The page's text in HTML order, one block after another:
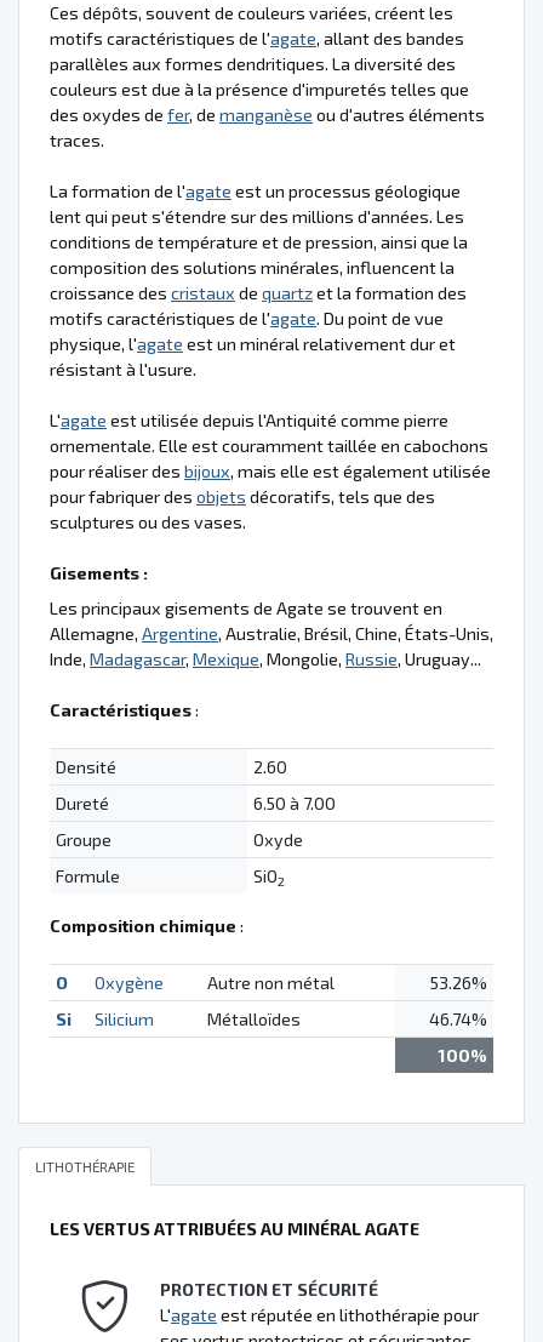
Ces dépôts, souvent de couleurs variées, créent les
motifs caractéristiques de l'agate, allant des bandes
parallèles aux formes dendritiques. La diversité des
couleurs est due à la présence d'impuretés telles que
des oxydes de fer, de manganèse ou d'autres éléments
traces.
La formation de l'agate est un processus géologique
lent qui peut s'étendre sur des millions d'années. Les
conditions de température et de pression, ainsi que la
composition des solutions minérales, influencent la
croissance des cristaux de quartzet la formation des
motifs caractéristiques de l'agate. Du point de vue
physique, l'agate est un minéral relativement dur et
résistant à l'usure.
L'agate est utilisée depuis l'Antiquité comme pierre
ornementale. Elle est couramment taillée en cabochons
pour réaliser des bijoux, mais elle est également utilisée
pour fabriquer des objets décoratifs, tels que des
sculptures ou des vases.
Gisements :
Les principaux gisements de Agate se trouvent en
Allemagne, Argentine, Australie, Brésil, Chine, États-Unis,
Inde, Madagascar, Mexique, Mongolie, Russie, Uruguay...
Caractéristiques:
Densité
2.60
Dureté
6.50 à 7.00
Groupe
Oxyde
Formule
SiO2
Composition chimique :
O Oxygène Autre non métal
53.26%
Si
Silicium Métalloïdes
46.74%
100%
LITHOTHÉRAPIE
LES VERTUS ATTRIBUÉES AU MINÉRAL AGATE
PROTECTION ET SÉCURITÉ
L'agate est réputée en lithothérapie pour